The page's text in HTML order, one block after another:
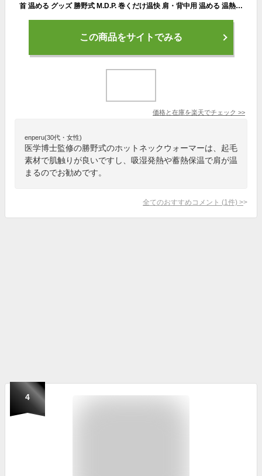
首 温める グッズ 勝野式 M.D.P. 巻くだけ温快 肩・背中用 温める 温熱 温活 遠赤外線 防寒 保温 ホット ネックウォーマー ほぐれる 首 サポーター パッド 暖める ほぐす リラックス 睡眠 健康 対策 フリーサイズ レディース メンズ 男女兼用 医学博士
この商品をサイトでみる
価格と在庫を楽天でチェック >>
enperu(30代・女性)
医学博士監修の勝野式のホットネックウォーマーは、起毛
素材で肌触りが良いですし、吸湿発熱や蓄熱保温で肩が温
まるのでお勧めです。
全てのおすすめコメント (1 件) >
4